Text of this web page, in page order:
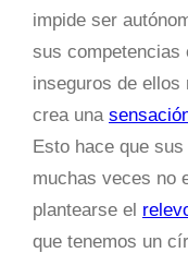
impide ser
sus competencias
inseguros de ellos
crea una
Esto hace que
muchas veces no
plantearse el
que tenemos un